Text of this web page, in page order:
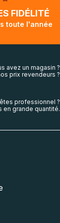
FIDÉLITÉ
toute l'année
avez un magasin ?
prix revendeurs ?
professionnel ?
en grande quantité.